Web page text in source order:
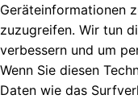
Geräteinformationen
zuzugreifen. Wir tun
verbessern und um
Wenn Sie diesen
Daten wie das